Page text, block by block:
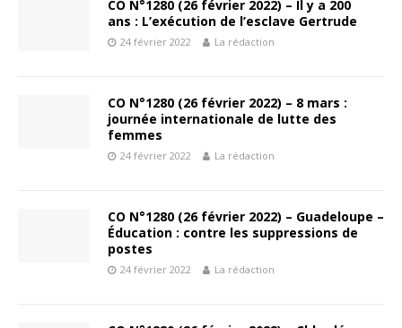
CO N°1280 (26 février 2022) – Il y a 200
ans : L’exécution de l’esclave Gertrude
24 février 2022 La rédaction
CO N°1280 (26 février 2022) – 8 mars :
journée internationale de lutte des
femmes
24 février 2022 La rédaction
CO N°1280 (26 février 2022) – Guadeloupe –
Éducation : contre les suppressions de
postes
24 février 2022 La rédaction